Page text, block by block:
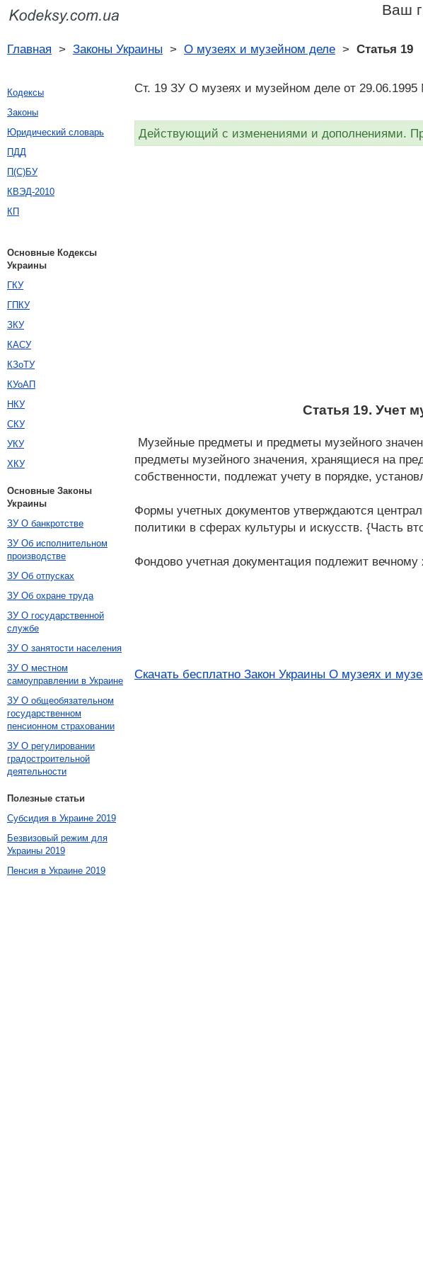
Ваш
Главная > Законы Украины > О музеях и музейном деле > Статья 19
Ст. 19 ЗУ О музеях и музейном деле от
Действующий с изменениями и дополнениями.
Статья 19. Учет
Музейные предметы и предметы музейного
предметы музейного значения, хранящиеся на
собственности, подлежат учету в порядке,
Формы учетных документов утверждаются
политики в сферах культуры и искусств. {Часть
Фондово учетная документация подлежит
Скачать бесплатно Закон Украины О музеях и
Кодексы
Законы
Юридический словарь
ПДД
П(С)БУ
КВЭД-2010
КП
Основные Кодексы
Украины
ГКУ
ГПКУ
ЗКУ
КАСУ
КЗоТУ
КУоАП
НКУ
СКУ
УКУ
ХКУ
Основные Законы
Украины
ЗУ О банкротстве
ЗУ Об исполнительном
производстве
ЗУ Об отпусках
ЗУ Об охране труда
ЗУ О государственной
службе
ЗУ О занятости населения
ЗУ О местном
самоуправлении в Украине
ЗУ О общеобязательном
государственном
пенсионном страховании
ЗУ О регулировании
градостроительной
деятельности
Полезные статьи
Субсидия в Украине 2019
Безвизовый режим для
Украины 2019
Пенсия в Украине 2019